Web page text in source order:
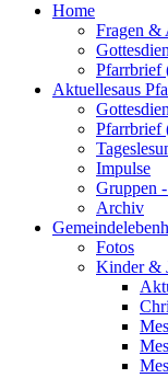
Home
Fragen &
Pfarrbrief
Aktuellesaus
Pfarrbrief
Impulse
Gruppen
Archiv
Gemeindeleben
Fotos
Kinder &